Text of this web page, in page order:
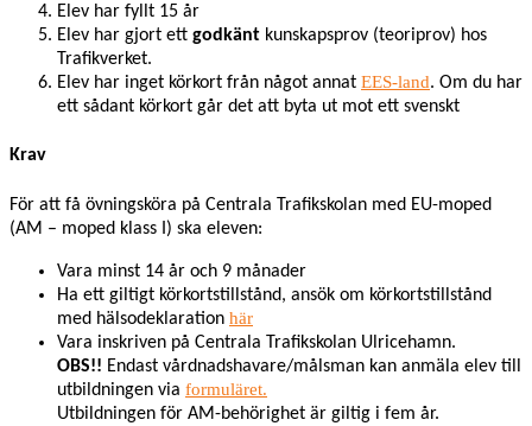
Elev har fyllt 15 år
Elev har gjort ett godkänt kunskapsprov (teoriprov) hos
Trafikverket.
Elev har inget körkort från något annat EES-land. Om du har
ett sådant körkort går det att byta ut mot ett svenskt
Krav
För att få övningsköra på Centrala Trafikskolan med EU-moped
(AM – moped klass I) ska eleven:
Vara minst 14 år och 9 månader
Ha ett giltigt körkortstillstånd, ansök om körkortstillstånd
med hälsodeklaration här
Vara inskriven på Centrala Trafikskolan Ulricehamn.
OBS!! Endast vårdnadshavare/målsman kan anmäla elev till
utbildningen via formuläret.
Utbildningen för AM-behörighet är giltig i fem år.